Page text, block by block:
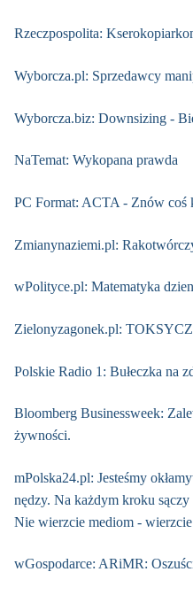
Rzeczpospolita:
Wyborcza.pl: Sprzedawcy
Wyborcza.biz: Downsizing -
NaTemat: Wykopana prawda
PC Format: ACTA - Znów coś
Zmianynaziemi.pl:
wPolityce.pl: Matematyka
Zielonyzagonek.pl:
Polskie Radio 1: Bułeczka na
Bloomberg Businessweek:
żywności.
mPolska24.pl: Jesteśmy
nędzy. Na każdym kroku sączy
Nie wierzcie mediom - wierzcie
wGospodarce: ARiMR: